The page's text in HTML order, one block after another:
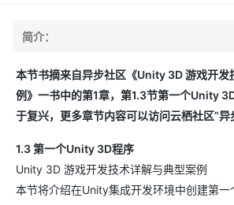
简介：
本节书摘来自异步社区《Unity 3D 游戏开发
例》一书中的第1章，第1.3节第一个Unity
于复兴，更多章节内容可以访问云栖社区“异
1.3 第一个Unity 3D程序
Unity 3D 游戏开发技术详解与典型案例
本节将介绍在Unity集成开发环境中创建第